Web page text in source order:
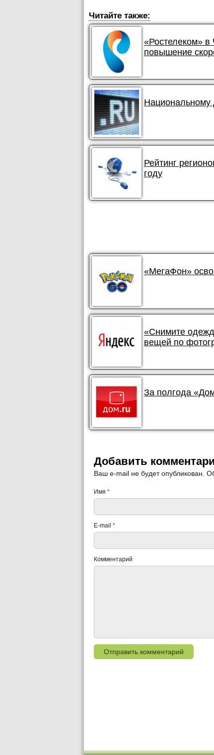
Читайте также:
«Ростелеком» в
повышение
Национальному
Рейтинг
году
«МегаФон»
«Снимите
вещей по
За полгода
Добавить
Ваш e-mail не будет опубликован.
Имя *
E-mail *
Комментарий